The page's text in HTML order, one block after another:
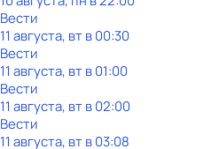
Вести
11 августа, вт в 00:30
Вести
11 августа, вт в 01:00
Вести
11 августа, вт в 02:00
Вести
11 августа, вт в 03:08